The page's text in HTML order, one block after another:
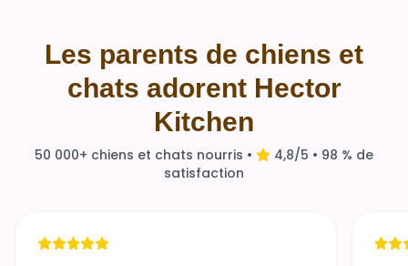
Les parents de chiens et
chats adorent Hector
Kitchen
50 000+ chiens et chats nourris •
4,8/5 • 98 % de
satisfaction